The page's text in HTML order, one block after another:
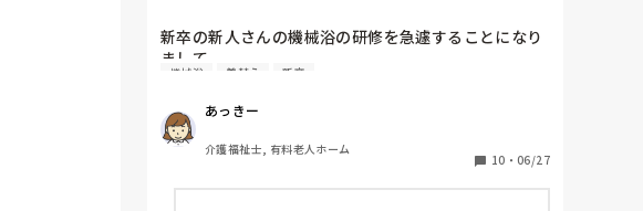
新卒の新人さんの機械浴の研修を急遽することになり
まして、、
てなレベル。
なのですが、研修といっても、人手が少ないので、見
学ではなく、出来そうなことを一緒にやってもらいま
機械浴 着替え 新卒
あっきー
介護福祉士, 有料老人ホーム
10 ・ 06/27